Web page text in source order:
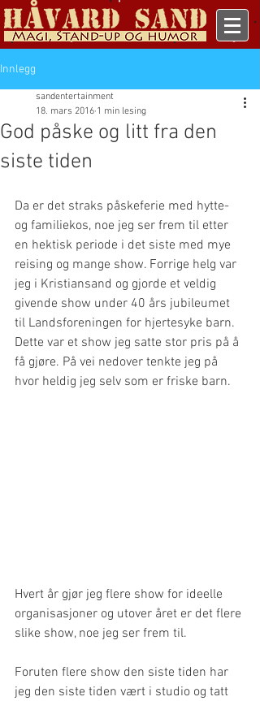
Innlegg
God påske og litt fra den
siste tiden
sandentertainment
18. mars 2016 1 min lesing
Da er det straks påskeferie med hytte-
og familiekos, noe jeg ser frem til etter
en hektisk periode i det siste med mye
reising og mange show. Forrige helg var
jeg i Kristiansand og gjorde et veldig
givende show under 40 års jubileumet
til Landsforeningen for hjertesyke barn.
Dette var et show jeg satte stor pris på å
få gjøre. På vei nedover tenkte jeg på
hvor heldig jeg selv som er friske barn.
Hvert år gjør jeg flere show for ideelle
organisasjoner og utover året er det flere
slike show, noe jeg ser frem til.
Foruten flere show den siste tiden har
jeg den siste tiden vært i studio og tatt